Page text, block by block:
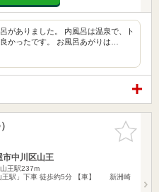
がありました。 内風呂は温泉で、ト
かったです。 お風呂あがりは…
お気に入
りに追加
市中川区山王
山王駅237m
王駅」下車 徒歩約5分 【車】 新洲崎